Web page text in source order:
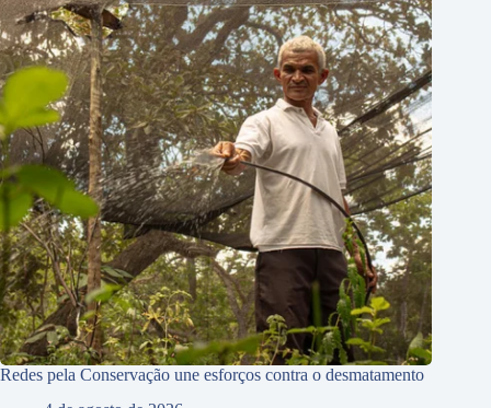
Redes pela Conservação une esforços contra o desmatamento